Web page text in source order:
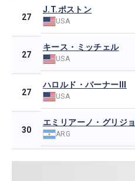
27
J.T.ポストン
USA
27
キース・ミッチェル
USA
27
ハロルド・バーナーIII
USA
30
エミリアーノ・グリジョ
ARG